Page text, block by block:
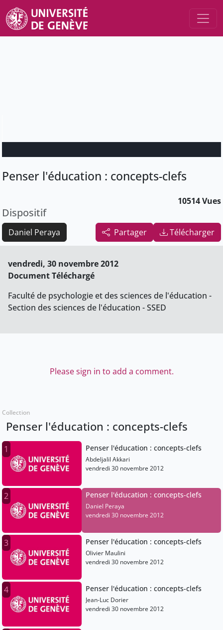
Penser l'éducation : concepts-clefs
10514 Vues
Dispositif
Partager Télécharger
Daniel Peraya
vendredi, 30 novembre 2012
Document Téléchargé
Faculté de psychologie et des sciences de l'éducation -
Section des sciences de l'éducation - SSED
Please sign in to add a comment.
Collection
Penser l'éducation : concepts-clefs
1 Penser l'éducation : concepts-clefs
Abdeljalil Akkari
vendredi 30 novembre 2012
2 Penser l'éducation : concepts-clefs
Daniel Peraya
vendredi 30 novembre 2012
3 Penser l'éducation : concepts-clefs
Olivier Maulini
vendredi 30 novembre 2012
4 Penser l'éducation : concepts-clefs
Jean-Luc Dorier
vendredi 30 novembre 2012